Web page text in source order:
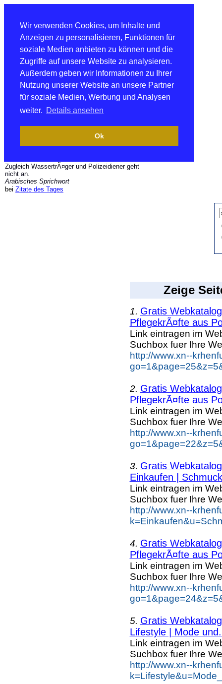
Wir verwenden Cookies, um Inhalte und
Anzeigen zu personalisieren, Funktionen für
soziale Medien anbieten zu können und die
Zugriffe auf unsere Website zu analysieren.
Außerdem geben wir Informationen zu Ihrer
Nutzung unserer Website an unsere Partner
für soziale Medien, Werbung und Analysen
weiter. Details ansehen
Ok
Zugleich WassertrÃ¤ger und Polizeidiener geht
nicht an.
Arabisches Sprichwort
bei Zitate des Tages
Zeige
1. Gratis
PflegekrÃ¤fte aus
Link eintragen im
Suchbox fuer Ihre
http://www.xn--
2. Gratis
PflegekrÃ¤fte aus
Link eintragen im
Suchbox fuer Ihre
http://www.xn--
3. Gratis
Einkaufen | Schmuck
Link eintragen im
Suchbox fuer Ihre
http://www.xn--
4. Gratis
PflegekrÃ¤fte aus
Link eintragen im
Suchbox fuer Ihre
http://www.xn--
5. Gratis
Lifestyle | Mode
Link eintragen im
Suchbox fuer Ihre
http://www.xn--